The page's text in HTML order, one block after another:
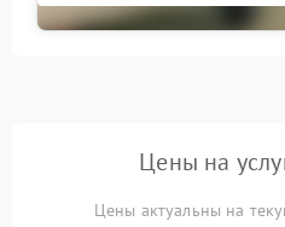
Цены на
Цены актуальны на